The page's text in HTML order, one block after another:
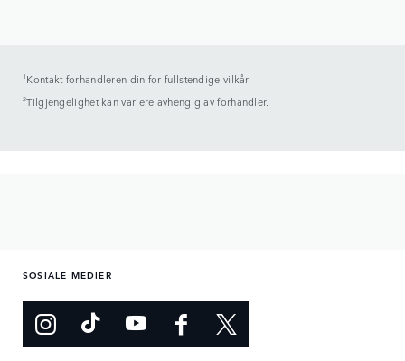
1 Kontakt forhandleren din for fullstendige vilkår.
2Tilgjengelighet kan variere avhengig av forhandler.
SOSIALE MEDIER